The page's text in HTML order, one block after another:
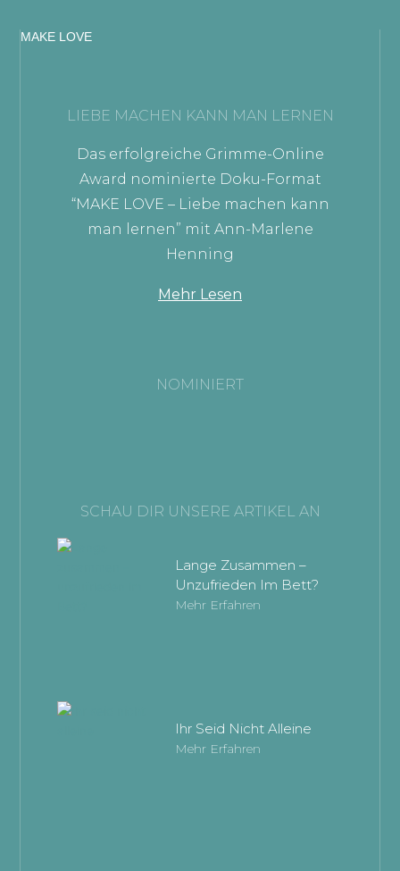
MAKE LOVE
LIEBE MACHEN KANN MAN LERNEN
Das erfolgreiche Grimme-Online
Award nominierte Doku-Format
“MAKE LOVE – Liebe machen kann
man lernen” mit Ann-Marlene
Henning
Mehr Lesen
NOMINIERT
SCHAU DIR UNSERE ARTIKEL AN
Lange Zusammen –
Unzufrieden Im Bett?
Mehr Erfahren
Ihr Seid Nicht Alleine
Mehr Erfahren